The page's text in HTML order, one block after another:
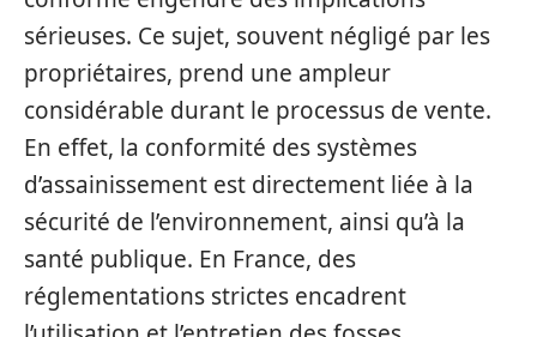
sérieuses. Ce sujet, souvent négligé par les
propriétaires, prend une ampleur
considérable durant le processus de vente.
En effet, la conformité des systèmes
d’assainissement est directement liée à la
sécurité de l’environnement, ainsi qu’à la
santé publique. En France, des
réglementations strictes encadrent